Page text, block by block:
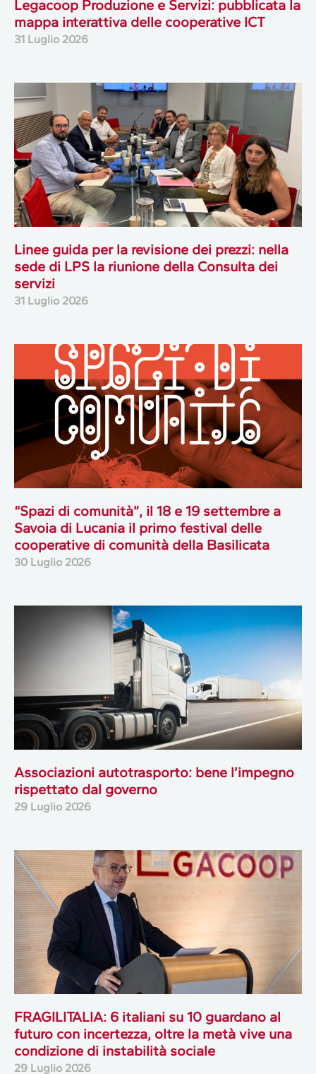
Legacoop Produzione e Servizi: pubblicata la
mappa interattiva delle cooperative ICT
31 Luglio 2026
Linee guida per la revisione dei prezzi: nella
sede di LPS la riunione della Consulta dei
servizi
31 Luglio 2026
“Spazi di comunità”, il 18 e 19 settembre a
Savoia di Lucania il primo festival delle
cooperative di comunità della Basilicata
30 Luglio 2026
Associazioni autotrasporto: bene l’impegno
rispettato dal governo
29 Luglio 2026
FRAGILITALIA: 6 italiani su 10 guardano al
futuro con incertezza, oltre la metà vive una
condizione di instabilità sociale
29 Luglio 2026